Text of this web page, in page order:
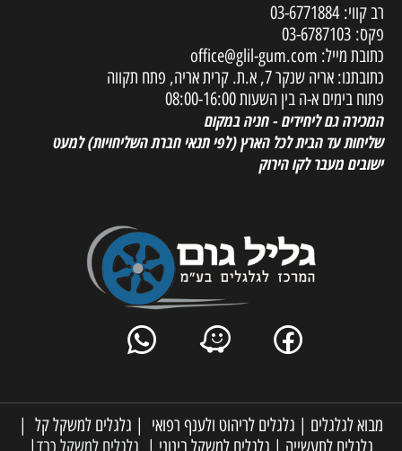
רב קווי:03-6771884
פקס: 03-6787103
כתובת מייל: office@glil-gum.com
כתובתנו: אריה שנקר 7, א.ת. קרית אריה, פתח תקווה
פתוח בימים א-ה בין השעות 08:00-16:00
המכירה גם ליחידים - חניה במקום
שליחות עד הבית לכל הארץ(לפי תנאי חברת השליחויות) למעט
ישובים מעבר לקו הירוק
מבוא לגלגלים | גלגלים לריהוט ולענף רפואי | גלגלים למשקל קל |
גלגלים לתעשייה | גלגלים למשקל בינוני | גלגלים למשקל כבד|